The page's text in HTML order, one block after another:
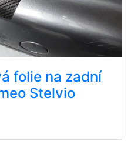
folie na zadní
Stelvio